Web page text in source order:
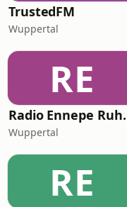
TrustedFM
Wuppertal
RE
Radio
Wuppertal
RE